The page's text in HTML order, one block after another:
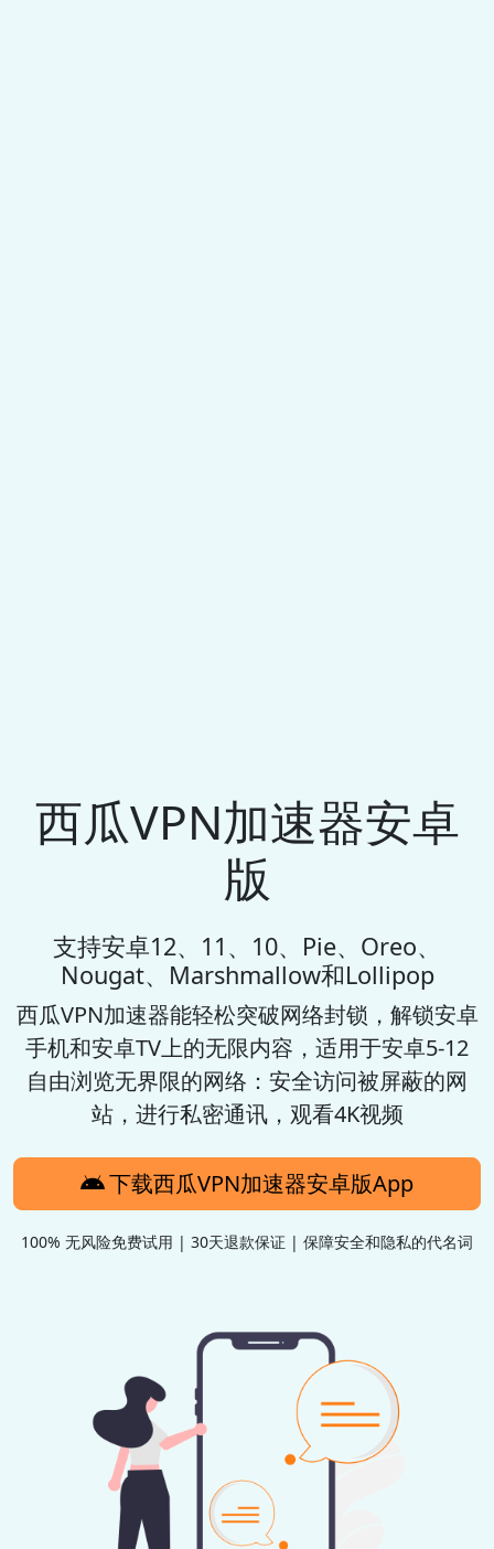
西瓜VPN加速器安卓
版
支持安卓12、11、10、Pie、Oreo、
Nougat、Marshmallow和Lollipop
西瓜VPN加速器能轻松突破网络封锁，解锁安卓
手机和安卓TV上的无限内容，适用于安卓5-12
自由浏览无界限的网络：安全访问被屏蔽的网
站，进行私密通讯，观看4K视频
下载西瓜VPN加速器安卓版App
100% 无风险免费试用 | 30天退款保证 | 保障安全和隐私的代名词